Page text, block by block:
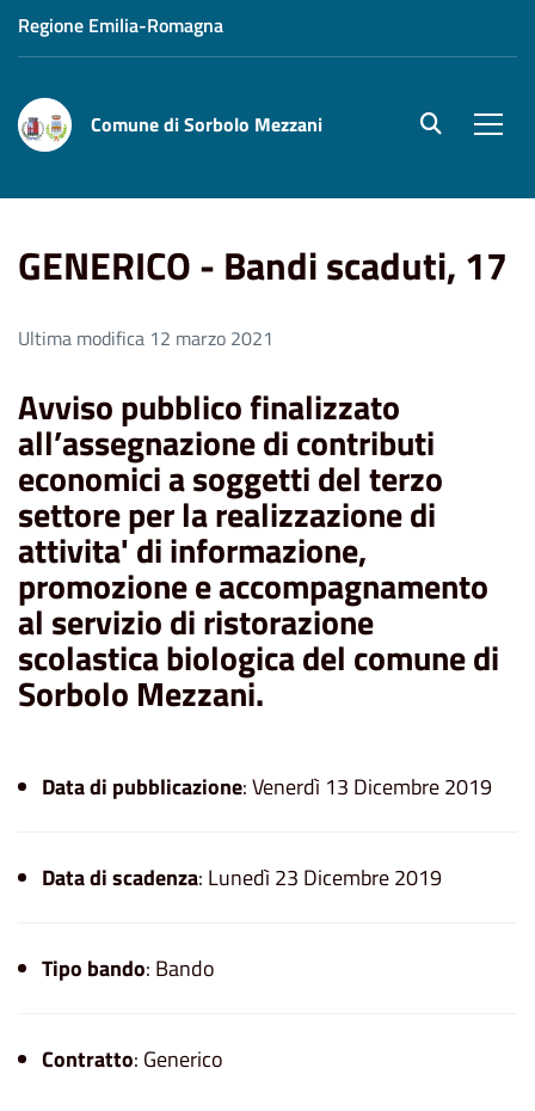
Regione Emilia-Romagna
Comune di Sorbolo Mezzani site.searc
GENERICO - Bandi scaduti, 17
Ultima modifica 12 marzo 2021
Avviso pubblico finalizzato
all’assegnazione di contributi
economici a soggetti del terzo
settore per la realizzazione di
attivita' di informazione,
promozione e accompagnamento
al servizio di ristorazione
scolastica biologica del comune di
Sorbolo Mezzani.
Data di pubblicazione: Venerdì 13 Dicembre 2019
Data di scadenza: Lunedì 23 Dicembre 2019
Tipo bando: Bando
Contratto: Generico